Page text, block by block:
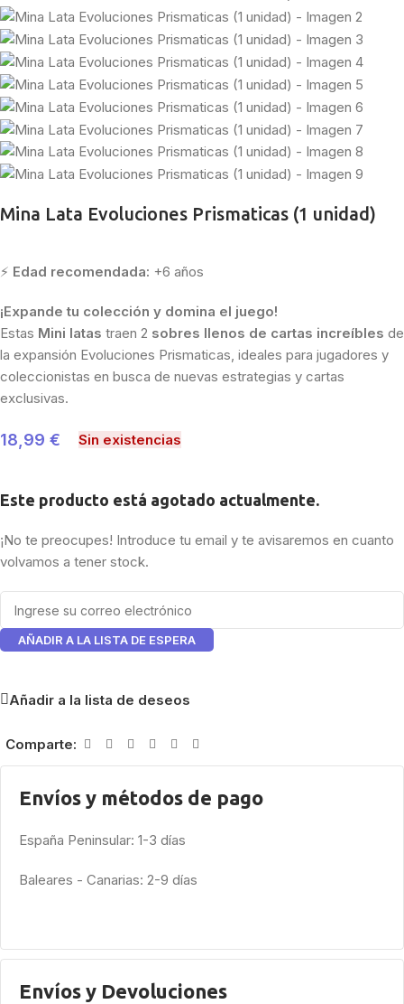
Mina Lata Evoluciones Prismaticas (1 unidad)
⚡ Edad recomendada: +6 años
¡Expande tu colección y domina el juego!
Estas Mini latas traen 2 sobres llenos de cartas increíbles de
la expansión Evoluciones Prismaticas, ideales para jugadores y
coleccionistas en busca de nuevas estrategias y cartas
exclusivas.
18,99 € Sin existencias
Este producto está agotado actualmente.
¡No te preocupes! Introduce tu email y te avisaremos en cuanto
volvamos a tener stock.
AÑADIR A LA LISTA DE ESPERA
Añadir a la lista de deseos
Comparte:
Envíos y métodos de pago
España Peninsular: 1-3 días
Baleares - Canarias: 2-9 días
Envíos y Devoluciones